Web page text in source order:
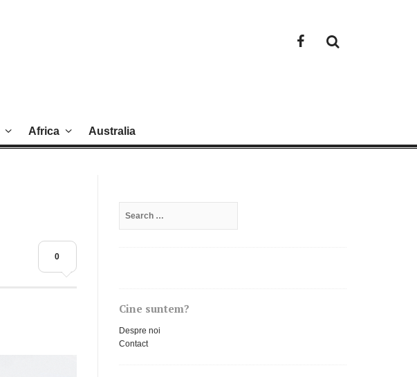
Facebook
Africa Australia
0
for:
Cine suntem?
Despre noi
Contact